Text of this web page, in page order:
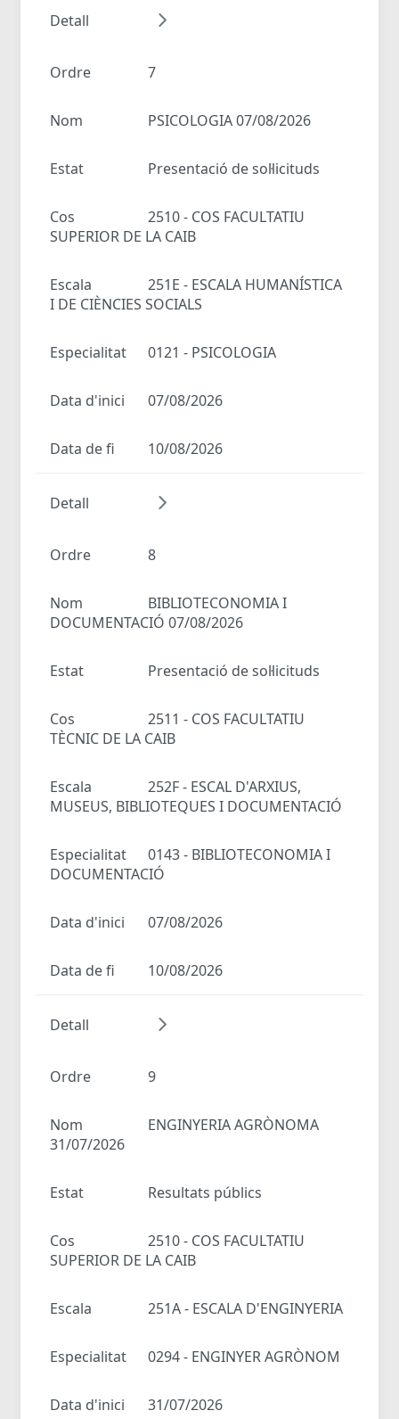
Detall
Ordre 7
Nom PSICOLOGIA 07/08/2026
Estat Presentació de sol·licituds
Cos
2510 - COS FACULTATIU
SUPERIOR DE LA CAIB
Escala
251E - ESCALA HUMANÍSTICA
I DE CIÈNCIES SOCIALS
Especialitat 0121 - PSICOLOGIA
Data d'inici 07/08/2026
Data de fi 10/08/2026
Detall
Ordre 8
Nom
BIBLIOTECONOMIA I
DOCUMENTACIÓ 07/08/2026
Estat Presentació de sol·licituds
Cos
2511 - COS FACULTATIU
TÈCNIC DE LA CAIB
Escala
252F - ESCAL D'ARXIUS,
MUSEUS, BIBLIOTEQUES I DOCUMENTACIÓ
Especialitat
0143 - BIBLIOTECONOMIA I
DOCUMENTACIÓ
Data d'inici 07/08/2026
Data de fi 10/08/2026
Detall
Ordre 9
Nom
ENGINYERIA AGRÒNOMA
31/07/2026
Estat Resultats públics
Cos
2510 - COS FACULTATIU
SUPERIOR DE LA CAIB
Escala 251A - ESCALA D'ENGINYERIA
Especialitat 0294 - ENGINYER AGRÒNOM
Data d'inici 31/07/2026